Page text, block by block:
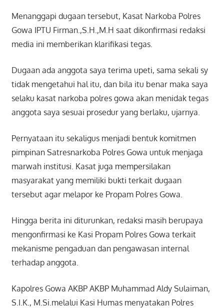
Menanggapi dugaan tersebut, Kasat Narkoba Polres
Gowa IPTU Firman.,S.H.,M.H saat dikonfirmasi redaksi
media ini memberikan klarifikasi tegas.
Dugaan ada anggota saya terima upeti, sama sekali sy
tidak mengetahui hal itu, dan bila itu benar maka saya
selaku kasat narkoba polres gowa akan menidak tegas
anggota saya sesuai prosedur yang berlaku, ujarnya.
Pernyataan itu sekaligus menjadi bentuk komitmen
pimpinan Satresnarkoba Polres Gowa untuk menjaga
marwah institusi. Kasat juga mempersilakan
masyarakat yang memiliki bukti terkait dugaan
tersebut agar melapor ke Propam Polres Gowa.
Hingga berita ini diturunkan, redaksi masih berupaya
mengonfirmasi ke Kasi Propam Polres Gowa terkait
mekanisme pengaduan dan pengawasan internal
terhadap anggota.
Kapolres Gowa AKBP AKBP Muhammad Aldy Sulaiman,
S.I.K., M.Si. melalui Kasi Humas menyatakan Polres